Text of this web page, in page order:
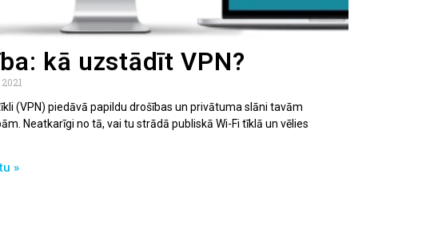
kā uzstādīt VPN?
(VPN) piedāvā papildu drošības un privātuma slāni tavām
Neatkarīgi no tā, vai tu strādā publiskā Wi-Fi tīklā un vēlies
»